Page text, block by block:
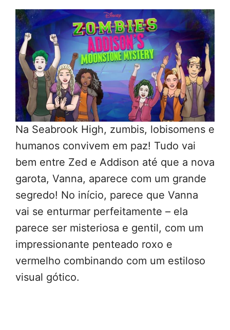
Na Seabrook High, zumbis, lobisomens e
humanos convivem em paz! Tudo vai
bem entre Zed e Addison até que a nova
garota, Vanna, aparece com um grande
segredo! No início, parece que Vanna
vai se enturmar perfeitamente – ela
parece ser misteriosa e gentil, com um
impressionante penteado roxo e
vermelho combinando com um estiloso
visual gótico.